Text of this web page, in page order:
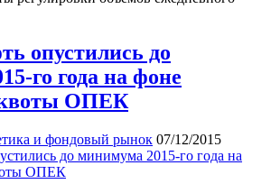
опустились до
го года на фоне
квоты ОПЕК
и фондовый рынок 07/12/2015